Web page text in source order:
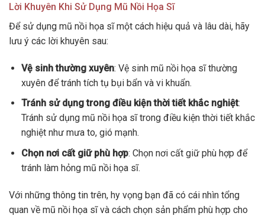
Lời Khuyên Khi Sử Dụng Mũ Nồi Họa Sĩ
Để sử dụng mũ nồi họa sĩ một cách hiệu quả và lâu dài, hãy
lưu ý các lời khuyên sau:
Vệ sinh thường xuyên: Vệ sinh mũ nồi họa sĩ thường
xuyên để tránh tích tụ bụi bẩn và vi khuẩn.
Tránh sử dụng trong điều kiện thời tiết khắc nghiệt:
Tránh sử dụng mũ nồi họa sĩ trong điều kiện thời tiết khắc
nghiệt như mưa to, gió mạnh.
Chọn nơi cất giữ phù hợp: Chọn nơi cất giữ phù hợp để
tránh làm hỏng mũ nồi họa sĩ.
Với những thông tin trên, hy vọng bạn đã có cái nhìn tổng
quan về mũ nồi họa sĩ và cách chọn sản phẩm phù hợp cho